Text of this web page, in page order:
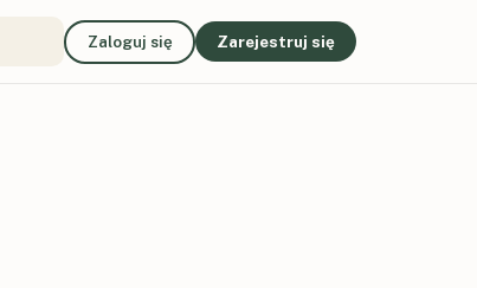
Zaloguj się Zarejestruj się